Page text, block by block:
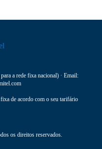
a rede fixa nacional) · Email:
de acordo com o seu tarifário
os direitos reservados.